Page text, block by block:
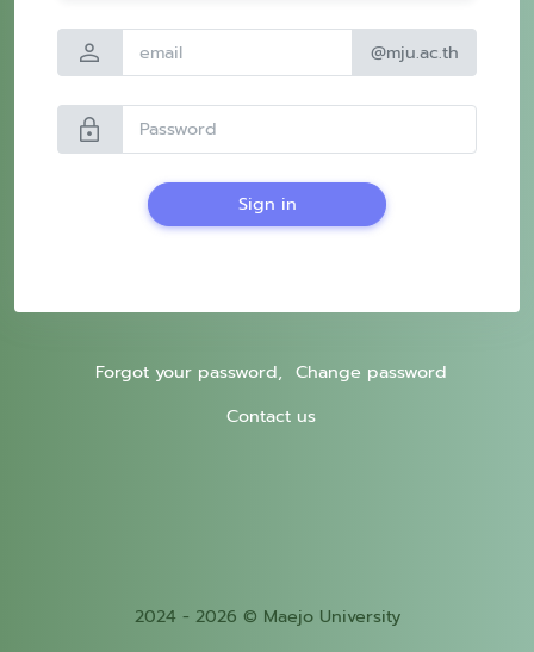
person @mju.ac.th
lock
Sign in
Forgot your password, Change password
Contact us
2024 - 2026 © Maejo University